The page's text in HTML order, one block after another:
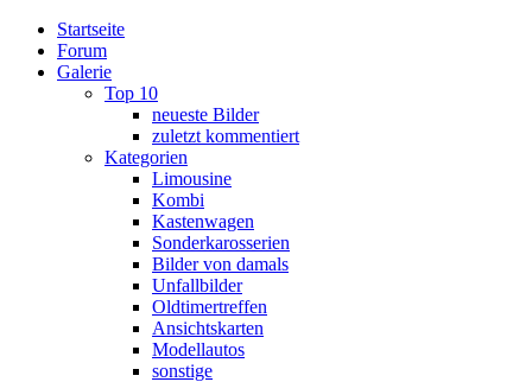
Startseite
Forum
Galerie
Top 10
neueste Bilder
zuletzt kommentiert
Kategorien
Limousine
Kombi
Kastenwagen
Sonderkarosserien
Bilder von damals
Unfallbilder
Oldtimertreffen
Ansichtskarten
Modellautos
sonstige